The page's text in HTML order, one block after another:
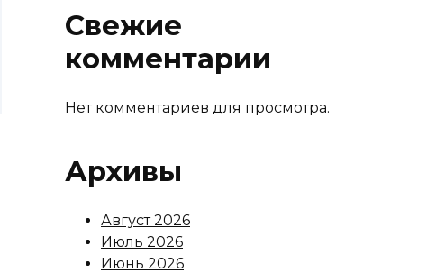
Свежие
комментарии
Нет комментариев для просмотра.
Архивы
Август 2026
Июль 2026
Июнь 2026